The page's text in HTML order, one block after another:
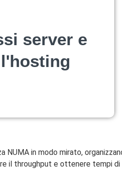
server e
NUMA in modo mirato,
il throughput e ottenere tempi